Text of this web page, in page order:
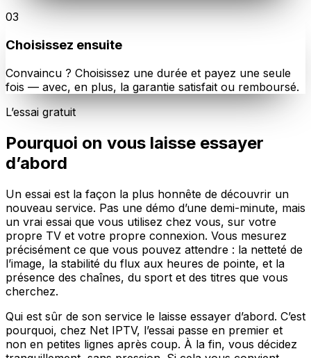
03
Choisissez ensuite
Convaincu ? Choisissez une durée et payez une seule
fois — avec, en plus, la garantie satisfait ou remboursé.
L’essai gratuit
Pourquoi on vous laisse essayer
d’abord
Un essai est la façon la plus honnête de découvrir un
nouveau service. Pas une démo d’une demi-minute, mais
un vrai essai que vous utilisez chez vous, sur votre
propre TV et votre propre connexion. Vous mesurez
précisément ce que vous pouvez attendre : la netteté de
l’image, la stabilité du flux aux heures de pointe, et la
présence des chaînes, du sport et des titres que vous
cherchez.
Qui est sûr de son service le laisse essayer d’abord. C’est
pourquoi, chez Net IPTV, l’essai passe en premier et
non en petites lignes après coup. À la fin, vous décidez